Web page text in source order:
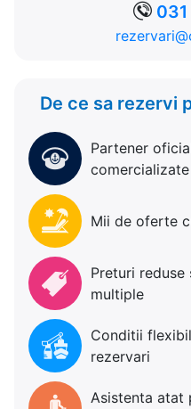
031
De ce sa rezervi
Partener
comercializate
Mii de oferte
Preturi
multiple
Conditii
rezervari
Asistenta atat